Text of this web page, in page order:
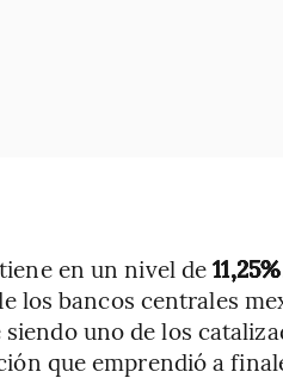
en un nivel de11,25%
los bancos centrales
uno de los
que emprendió a